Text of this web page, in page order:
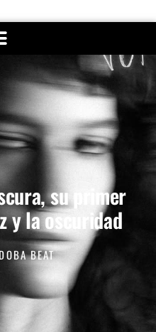
su primer
y la oscuridad
BEAT